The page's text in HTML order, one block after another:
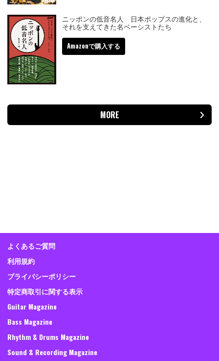
ニッポンの低音名人 日本ポップスの進化と、
それを支えてきた名ベーシストたち
Amazonで購入する
MORE
よくあるご質問
利用規約
プライバシーポリシー
特定商取引に関する表示
Guitar Magazine
Bass Magazine
Rhythm & Drums Magazine
Sound & Recording Magazine